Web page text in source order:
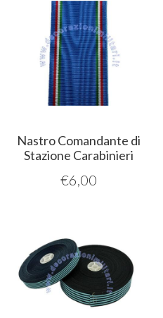
Nastro Comandante di
Stazione Carabinieri
€6,00